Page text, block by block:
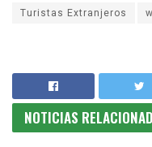
Turistas Extranjeros
NOTICIAS